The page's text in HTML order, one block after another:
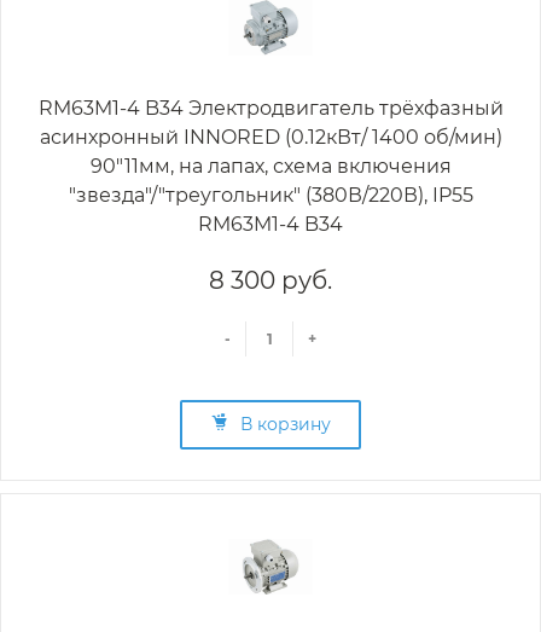
RM63M1-4 B34 Электродвигатель трёхфазный
асинхронный INNORED (0.12кВт/ 1400 об/мин)
90"11мм, на лапах, схема включения
"звезда"/"треугольник" (380В/220В), IP55
RM63M1-4 B34
8 300 руб.
- +
В корзину